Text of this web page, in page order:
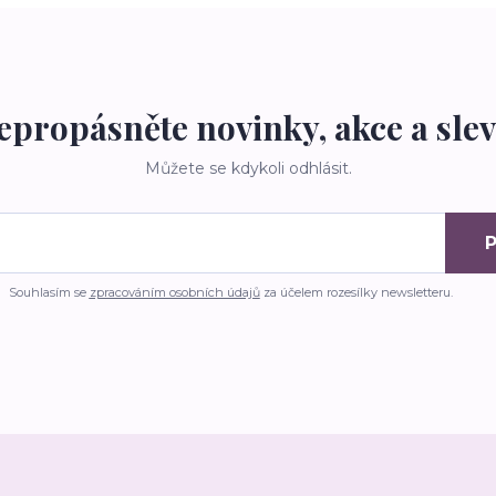
novinky, akce a
Můžete se kdykoli odhlásit.
Souhlasím se zpracováním osobních údajůza účelem rozesílky newsletteru.